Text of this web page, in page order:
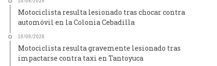
Motociclista resulta lesionado tras chocar contra
automóvil en la Colonia Cebadilla
10/08/2026
Motociclista resulta gravemente lesionado tras
impactarse contra taxi en Tantoyuca